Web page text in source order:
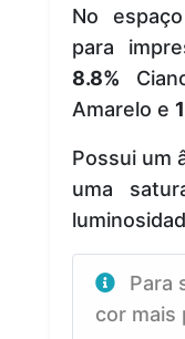
No
para
8.8%
Amarelo e
Possui um
uma
Para
cor mais